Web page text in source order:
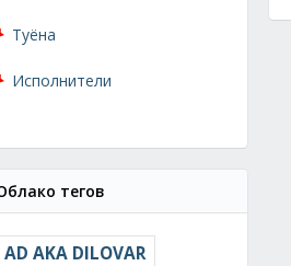
Туёна
Исполнители
тегов
AD AKA DILOVAR